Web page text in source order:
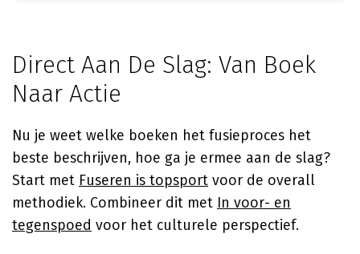
Direct Aan De Slag: Van Boek
Naar Actie
Nu je weet welke boeken het fusieproces het
beste beschrijven, hoe ga je ermee aan de slag?
Start met Fuseren is topsport voor de overall
methodiek. Combineer dit met In voor- en
tegenspoed voor het culturele perspectief.